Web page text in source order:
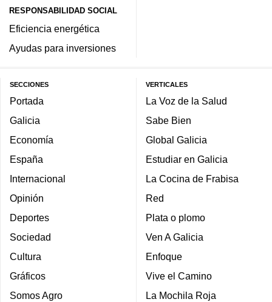
RESPONSABILIDAD SOCIAL
Eficiencia energética
Ayudas para inversiones
SECCIONES
Portada
Galicia
Economía
España
Internacional
Opinión
Deportes
Sociedad
Cultura
Gráficos
Somos Agro
VERTICALES
La Voz de la Salud
Sabe Bien
Global Galicia
Estudiar en Galicia
La Cocina de Frabisa
Red
Plata o plomo
Ven A Galicia
Enfoque
Vive el Camino
La Mochila Roja